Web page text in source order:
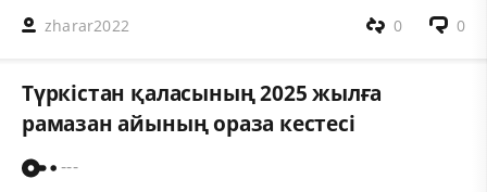
zharar2022 0
0
Түркістан қаласының 2025 жылға
рамазан айының ораза кестесі
---